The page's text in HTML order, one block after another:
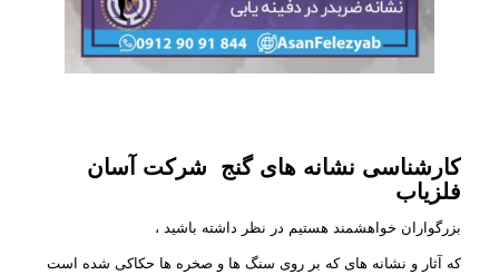
کارشناسی نشانه های گنج شرکت آسان
فلزیاب
بزرگواران خواهشمند هستیم در نظر داشته باشید ،
که آثار و نشانه های که بر روی سنگ ها و صخره ها حکاکی شده است